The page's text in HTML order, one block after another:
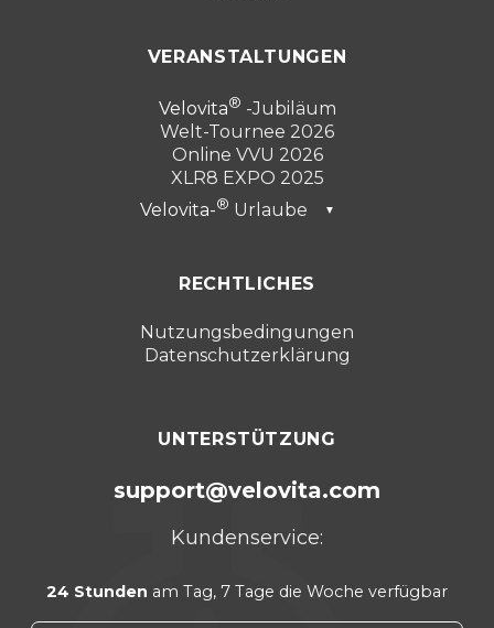
VERANSTALTUNGEN
Velovita
-Jubiläum
Welt-Tournee 2026
Online VVU 2026
XLR8 EXPO 2025
Velovita-
Urlaube ▼
Türkei 2025
Punta Cana 2024
RECHTLICHES
Nutzungsbedingungen
Datenschutzerklärung
UNTERSTÜTZUNG
support@velovita.com
Kundenservice:
24 Stunden am Tag, 7 Tage die Woche verfügbar